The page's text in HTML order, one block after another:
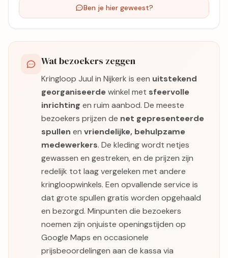
Ben je hier geweest?
Wat bezoekers zeggen
Kringloop Juul in Nijkerk is een uitstekend
georganiseerdewinkel met sfeervolle
inrichting en ruim aanbod. De meeste
bezoekers prijzen de net gepresenteerde
spullen en vriendelijke, behulpzame
medewerkers. De kleding wordt netjes
gewassen en gestreken, en de prijzen zijn
redelijk tot laag vergeleken met andere
kringloopwinkels. Een opvallende service is
dat grote spullen gratis worden opgehaald
en bezorgd. Minpunten die bezoekers
noemen zijn onjuiste openingstijden op
Google Maps en occasionele
prijsbeoordelingen aan de kassa via